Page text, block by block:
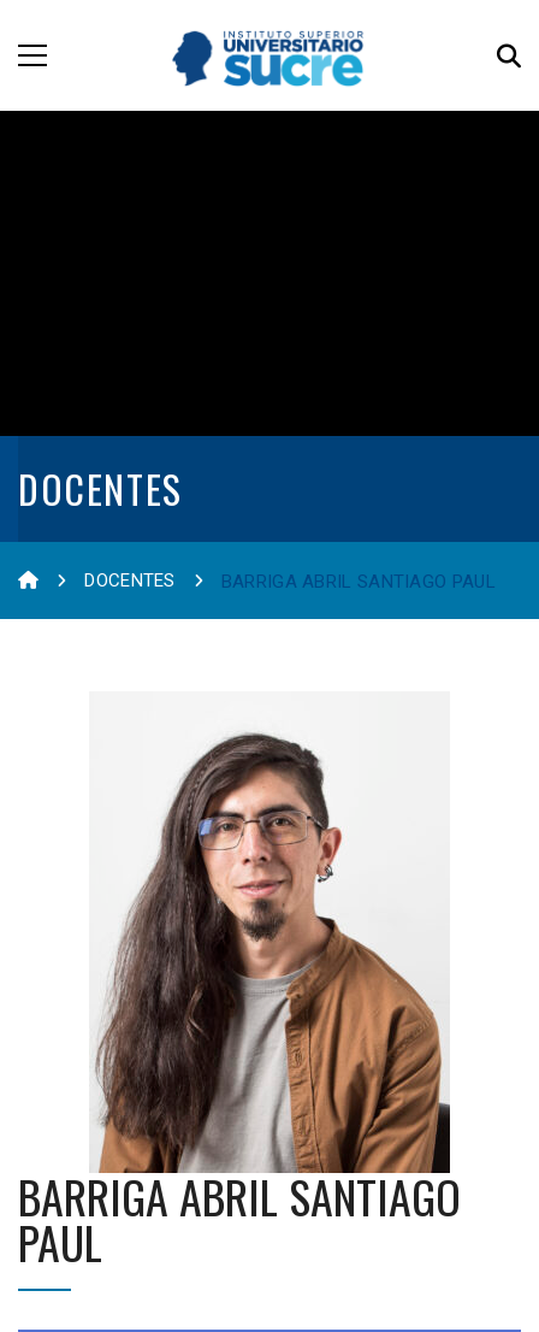
DOCENTES
DOCENTES BARRIGA ABRIL SANTIAGO PAUL
BARRIGA ABRIL SANTIAGO
PAUL